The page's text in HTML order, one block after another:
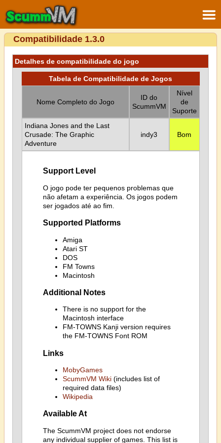
Compatibilidade 1.3.0
Detalhes de compatibilidade do jogo
Tabela de Compatibilidade de Jogos
Nome Completo do Jogo
ID do
ScummVM
Nível
de
Suporte
Indiana Jones and the Last
Crusade: The Graphic
Adventure
indy3 Bom
Support Level
O jogo pode ter pequenos problemas que
não afetam a experiência. Os jogos podem
ser jogados até ao fim.
Supported Platforms
Amiga
Atari ST
DOS
FM Towns
Macintosh
Additional Notes
There is no support for the
Macintosh interface
FM-TOWNS Kanji version requires
the FM-TOWNS Font ROM
Links
MobyGames
ScummVM Wiki(includes list of
required data files)
Wikipedia
Available At
The ScummVM project does not endorse
any individual supplier of games. This list is